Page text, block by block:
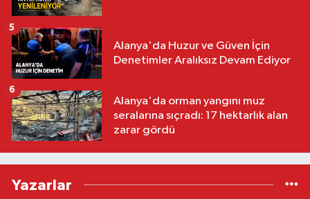
Alanya'da Huzur ve Güven İçin
Denetimler Aralıksız Devam Ediyor
5
Alanya'da orman yangını muz
seralarına sıçradı: 17 hektarlık alan
zarar gördü
6
Yazarlar